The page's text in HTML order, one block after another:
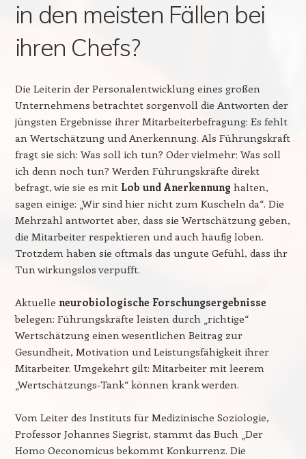
in den meisten Fällen bei
ihren Chefs?
Die Leiterin der Personalentwicklung eines großen
Unternehmens betrachtet sorgenvoll die Antworten der
jüngsten Ergebnisse ihrer Mitarbeiterbefragung: Es fehlt
an Wertschätzung und Anerkennung. Als Führungskraft
fragt sie sich: Was soll ich tun? Oder vielmehr: Was soll
ich denn noch tun? Werden Führungskräfte direkt
befragt, wie sie es mit Lob und Anerkennung halten,
sagen einige: „Wir sind hier nicht zum Kuscheln da“. Die
Mehrzahl antwortet aber, dass sie Wertschätzung geben,
die Mitarbeiter respektieren und auch häufig loben.
Trotzdem haben sie oftmals das ungute Gefühl, dass ihr
Tun wirkungslos verpufft.
Aktuelle neurobiologische Forschungsergebnisse
belegen: Führungskräfte leisten durch „richtige“
Wertschätzung einen wesentlichen Beitrag zur
Gesundheit, Motivation und Leistungsfähigkeit ihrer
Mitarbeiter. Umgekehrt gilt: Mitarbeiter mit leerem
„Wertschätzungs-Tank“ können krank werden.
Vom Leiter des Instituts für Medizinische Soziologie,
Professor Johannes Siegrist, stammt das Buch „Der
Homo Oeconomicus bekommt Konkurrenz. Die